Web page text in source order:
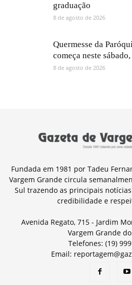
graduação
8 de agosto de 2026
Quermesse da
começa neste
8 de agosto de 2026
Fundada em 1981 por Tadeu
Vargem Grande circula
Sul trazendo as principais
credibilidade e
Avenida Regato, 715 - Jardim
Vargem Grande
Telefones: (19)
Email: